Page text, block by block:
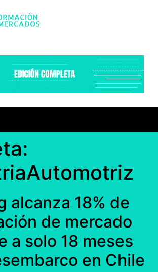
alcanza 18% de
de mercado
a solo 18 meses
en Chile